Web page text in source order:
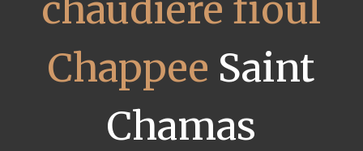
chaudière fioul
Chappee Saint
Chamas